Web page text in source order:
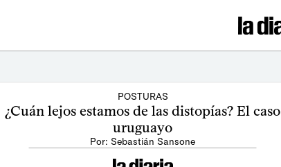
POSTURAS
¿Cuán lejos estamos de las distopías? El caso
uruguayo
Por: Sebastián Sansone